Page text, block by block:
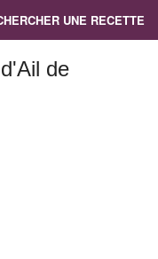
UNE RECETTE
de